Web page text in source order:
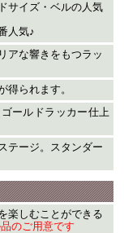
サイズ・ベルの人気
人気♪
アな響きをもつラッ
得られます。
ールドラッカー仕上
テージ。スタンダー
楽しむことができる
のご用意です